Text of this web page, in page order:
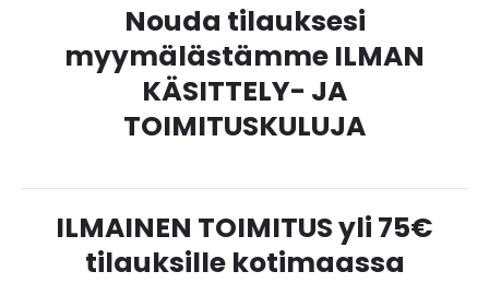
Nouda tilauksesi
myymälästämme ILMAN
KÄSITTELY- JA
TOIMITUSKULUJA
ILMAINEN TOIMITUS yli 75€
tilauksille kotimaassa